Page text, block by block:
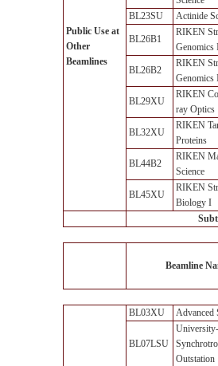
Public Use at
Other
Beamlines
BL23SU
Actinide
BL26B1
RIKEN
Genomics
BL26B2
RIKEN
Genomics
BL29XU
RIKEN
ray Optics
BL32XU
RIKEN
Proteins
BL44B2
RIKEN
Science
BL45XU
RIKEN
Biology I
Beamline
BL03XU Advanced
BL07LSU
Outstation